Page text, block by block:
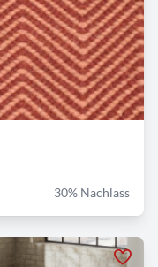
30% Nachlass